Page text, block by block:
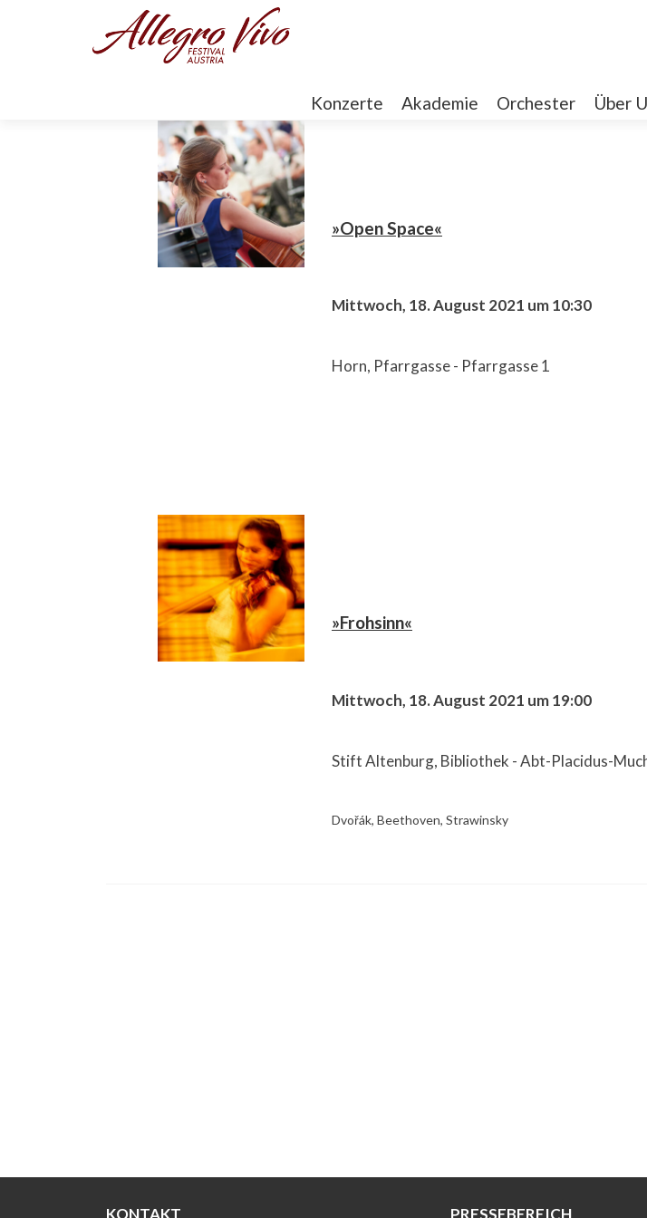
Konzerte Akademie Orchester Über
»Open Space«
Mittwoch, 18. August 2021 um 10:30
Horn, Pfarrgasse - Pfarrgasse 1
»Frohsinn«
Mittwoch, 18. August 2021 um 19:00
Stift Altenburg, Bibliothek - Abt-Placidus-
Dvořák, Beethoven, Strawinsky
KONTAKT PRESSEBEREICH